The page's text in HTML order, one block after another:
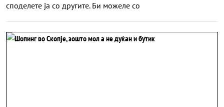
споделете ја со другите. Би можеле со